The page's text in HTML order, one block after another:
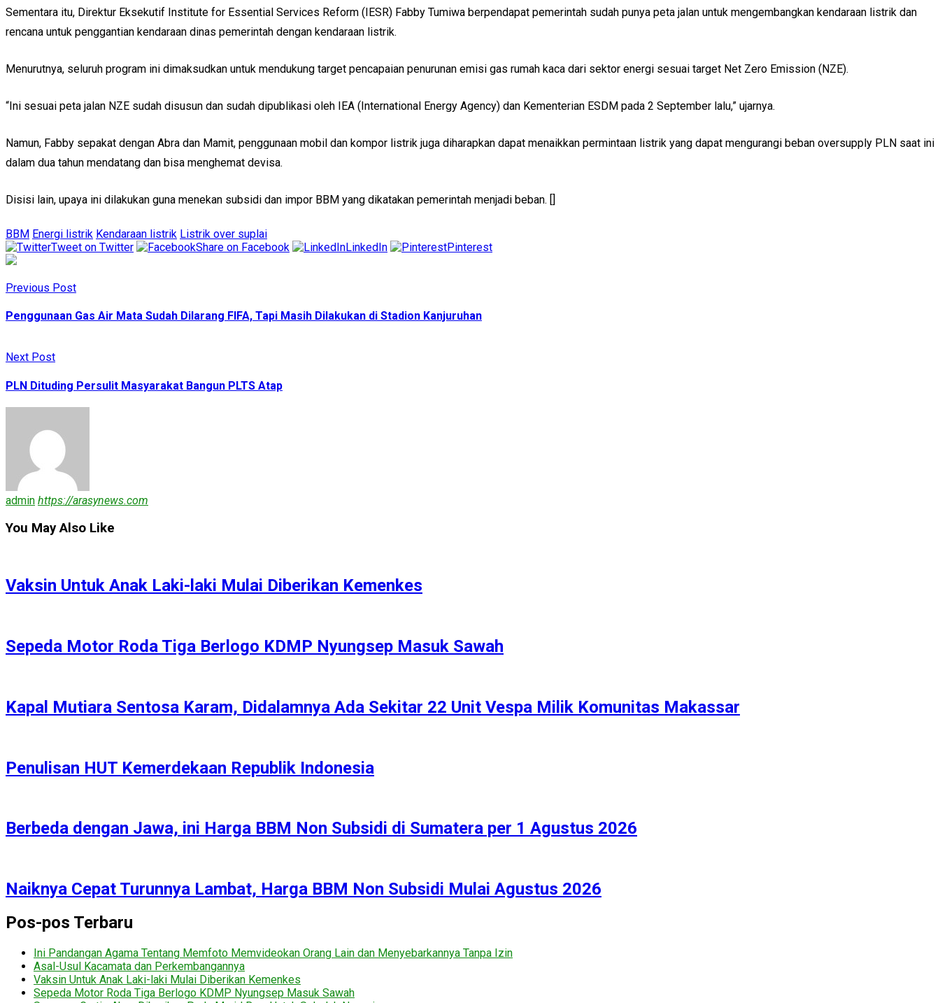
Sementara itu, Direktur Eksekutif Institute for Essential Services Reform (IESR) Fabby Tumiwa berpendapat pemerintah sudah punya peta jalan untuk mengembangkan kendaraan listrik dan
rencana untuk penggantian kendaraan dinas pemerintah dengan kendaraan listrik.
Menurutnya, seluruh program ini dimaksudkan untuk mendukung target pencapaian penurunan emisi gas rumah kaca dari sektor energi sesuai target Net Zero Emission (NZE).
“Ini sesuai peta jalan NZE sudah disusun dan sudah dipublikasi oleh IEA (International Energy Agency) dan Kementerian ESDM pada 2 September lalu,” ujarnya.
Namun, Fabby sepakat dengan Abra dan Mamit, penggunaan mobil dan kompor listrik juga diharapkan dapat menaikkan permintaan listrik yang dapat mengurangi beban oversupply PLN saat ini
dalam dua tahun mendatang dan bisa menghemat devisa.
Disisi lain, upaya ini dilakukan guna menekan subsidi dan impor BBM yang dikatakan pemerintah menjadi beban. []
BBM Energi listrik Kendaraan listrik Listrik over suplai
Tweet on Twitter
Share on Facebook LinkedIn Pinterest
Previous Post
Penggunaan Gas Air Mata Sudah Dilarang FIFA, Tapi Masih Dilakukan di Stadion Kanjuruhan
Next Post
PLN Dituding Persulit Masyarakat Bangun PLTS Atap
admin https://arasynews.com
You May Also Like
Vaksin Untuk Anak Laki-laki Mulai Diberikan Kemenkes
Sepeda Motor Roda Tiga Berlogo KDMP Nyungsep Masuk Sawah
Kapal Mutiara Sentosa Karam, Didalamnya Ada Sekitar 22 Unit Vespa Milik Komunitas Makassar
Penulisan HUT Kemerdekaan Republik Indonesia
Berbeda dengan Jawa, ini Harga BBM Non Subsidi di Sumatera per 1 Agustus 2026
Naiknya Cepat Turunnya Lambat, Harga BBM Non Subsidi Mulai Agustus 2026
Pos-pos Terbaru
Ini Pandangan Agama Tentang Memfoto Memvideokan Orang Lain dan Menyebarkannya Tanpa Izin
Asal-Usul Kacamata dan Perkembangannya
Vaksin Untuk Anak Laki-laki Mulai Diberikan Kemenkes
Sepeda Motor Roda Tiga Berlogo KDMP Nyungsep Masuk Sawah